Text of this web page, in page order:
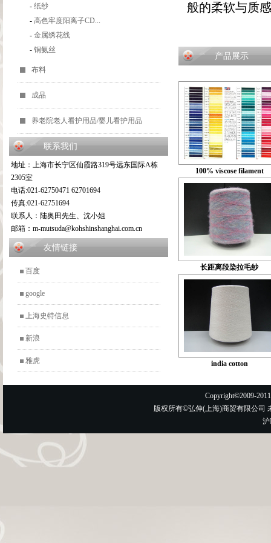
- 纸纱
- 高色牢度阳离子CD...
- 金属绣花线
- 铜氨丝
布料
成品
养老院老人看护用品/婴儿看护用品
联系我们
地址：上海市长宁区仙霞路319号远东国际A栋
2305室
电话:021-62750471 62701694
传真:021-62751694
联系人：陆奥田先生、沈小姐
邮箱：m-mutsuda@kohshinshanghai.com.cn
友情链接
百度
google
上海史特信息
新浪
雅虎
般的柔软与质
产品展示
100% viscose filament
长距离段染拉毛纱
india cotton
Copyright©2009-
版权所有©弘伸(上海)商贸有限公司
沪